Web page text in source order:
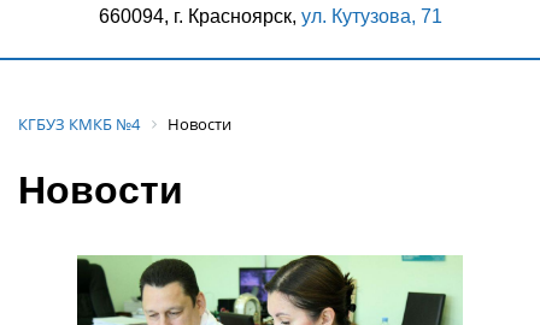
660094, г. Красноярск, ул. Кутузова, 71
КГБУЗ КМКБ №4 Новости
Новости